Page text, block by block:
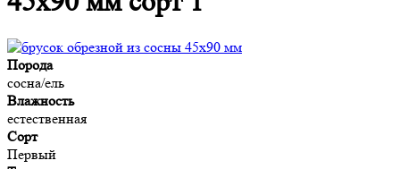
Порода
сосна/ель
Влажность
естественная
Сорт
Первый